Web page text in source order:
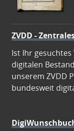
ZVDD -
Ist Ihr
digitalen
unserem ZVDD
bundesweit